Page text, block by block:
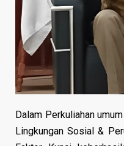
Dalam Perkuliahan
Lingkungan Sosial &